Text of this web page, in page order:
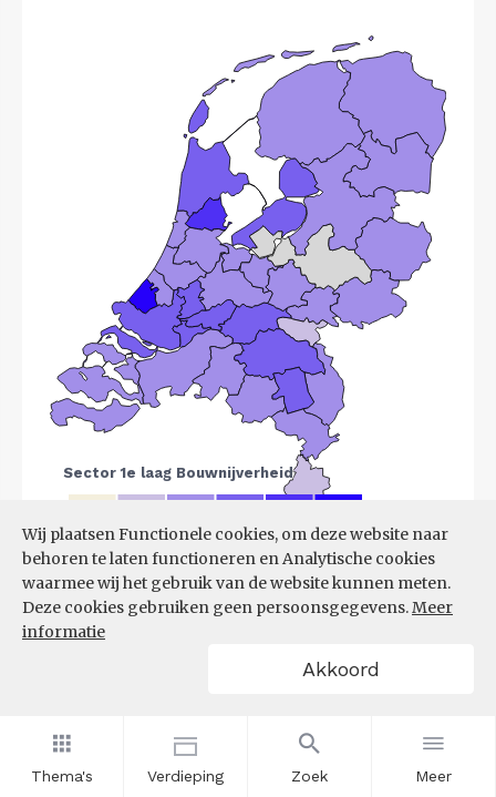
Thema's Verdieping Zoek Meer
Wij plaatsen Functionele cookies, om deze website naar
behoren te laten functioneren en Analytische cookies
waarmee wij het gebruik van de website kunnen meten.
Deze cookies gebruiken geen persoonsgegevens.Meer
informatie
Akkoord
Bron: LISA
VESTIGINGEN PER
GROOTTEKLASSE PER 10.000